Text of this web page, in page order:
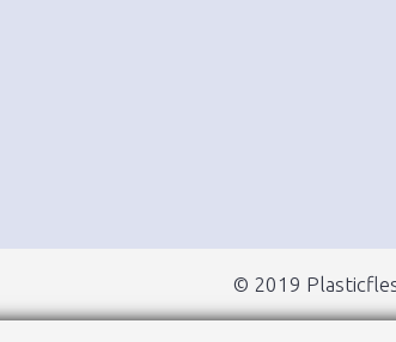
© 2019